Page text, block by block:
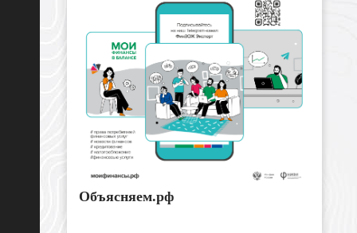
Объясняем.рф